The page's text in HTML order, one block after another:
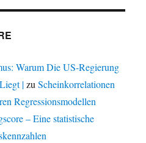
Warum Die US-Regierung
|zuScheinkorrelationen
Regressionsmodellen
– Eine statistische